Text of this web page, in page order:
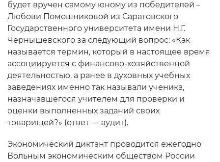
будет вручен самому юному из победителей –
Любови Помошниковой из Саратовского
Государственного университета имени Н.Г.
Чернышевского за следующий вопрос: «Как
называется термин, который в настоящее время
ассоциируется с финансово-хозяйственной
деятельностью, а ранее в духовных учебных
заведениях именно так называли ученика,
назначавшегося учителем для проверки и
оценки выполненных заданий своих
товарищей?» (ответ — аудит).
Экономический диктант проводится ежегодно
Вольным экономическим обществом России